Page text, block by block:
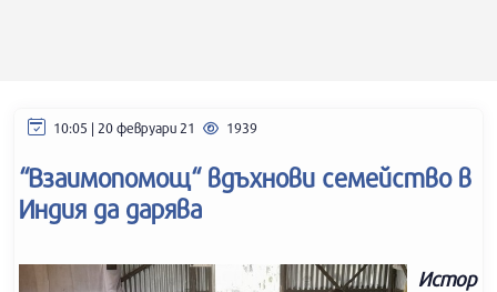
10:05 | 20 февруари 21 1939
“Взаимопомощ“ вдъхнови семейство в
Индия да дарява
Истор